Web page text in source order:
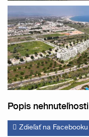
Popis nehnuteľnosti
Zdieľať na Facebooku